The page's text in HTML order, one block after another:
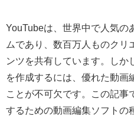
YouTubeは、世界中で人気の
ムであり、数百万人ものクリ
ンツを共有しています。しか
を作成するには、優れた動画
ことが不可欠です。この記事
するための動画編集ソフトの